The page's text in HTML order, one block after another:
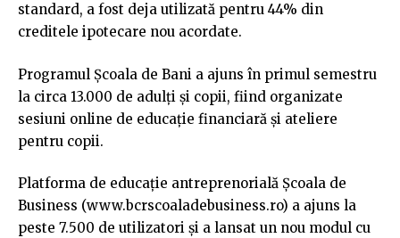
standard, a fost deja utilizată pentru 44% din
creditele ipotecare nou acordate.
Programul Școala de Bani a ajuns în primul semestru
la circa 13.000 de adulți și copii, fiind organizate
sesiuni online de educație financiară și ateliere
pentru copii.
Platforma de educație antreprenorială Școala de
Business (www.bcrscoaladebusiness.ro) a ajuns la
peste 7.500 de utilizatori și a lansat un nou modul cu